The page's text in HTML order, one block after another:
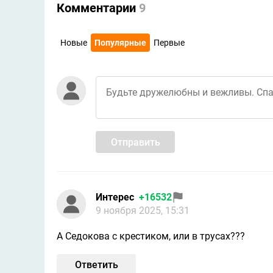
Комментарии 9
Новые Популярные Первые
Отправить
Интерес +16532
9 ноября 2025, 15:31
А Седокова с крестиком, или в трусах???
Ответить